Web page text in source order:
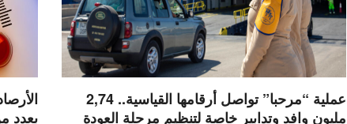
عملية “مرحبا” تواصل أرقامها القياسية.. 2,74
مليون وافد وتدابير خاصة لتنظيم مرحلة العودة
بعدد